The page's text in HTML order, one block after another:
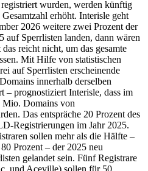
wurden, werden künftig
erhöht. Interisle geht
2026 weitere zwei Prozent der
auf Sperrlisten landen, dann wären
reicht nicht, um das gesamte
Mit Hilfe von statistischen
auf Sperrlisten erscheinende
innerhalb derselben
– prognostiziert Interisle, dass im
Mio. Domains von
Das entspräche 20 Prozent des
Registrierungen im Jahr 2025.
sollen mehr als die Hälfte –
Prozent – der 2025 neu
gelandet sein. Fünf Registrare
und Aceville) sollen für 50